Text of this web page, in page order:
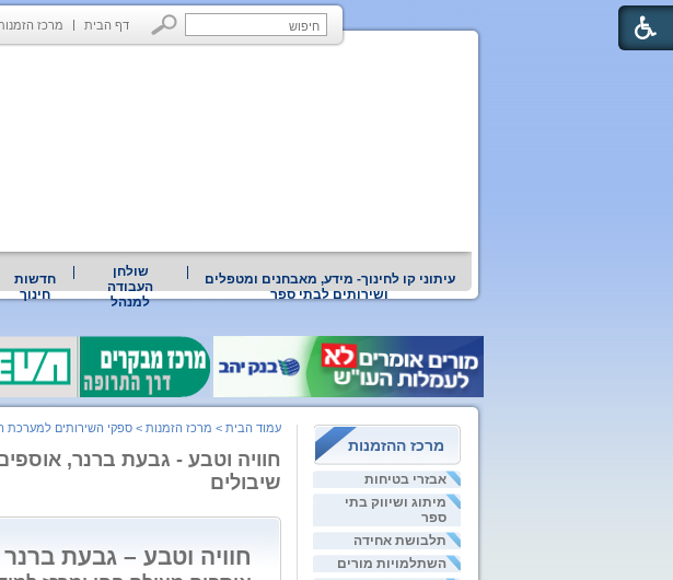
דף הבית מרכז
עיתוני קו לחינוך- מידע, מאבחנים ומטפלים
ושירותים לבתי ספר
שולחן
העבודה
למנהל
חדשות
חינוך
מרכז ההזמנות
אבזרי בטיחות
מיתוג ושיווק בתי
ספר
תלבושת אחידה
השתלמויות מורים
עמוד הבית > מרכז הזמנות > ספקי השירותים למערכת
חוויה וטבע - גבעת ברנר,
שיבולים
חוויה וטבע – גבעת ברנר